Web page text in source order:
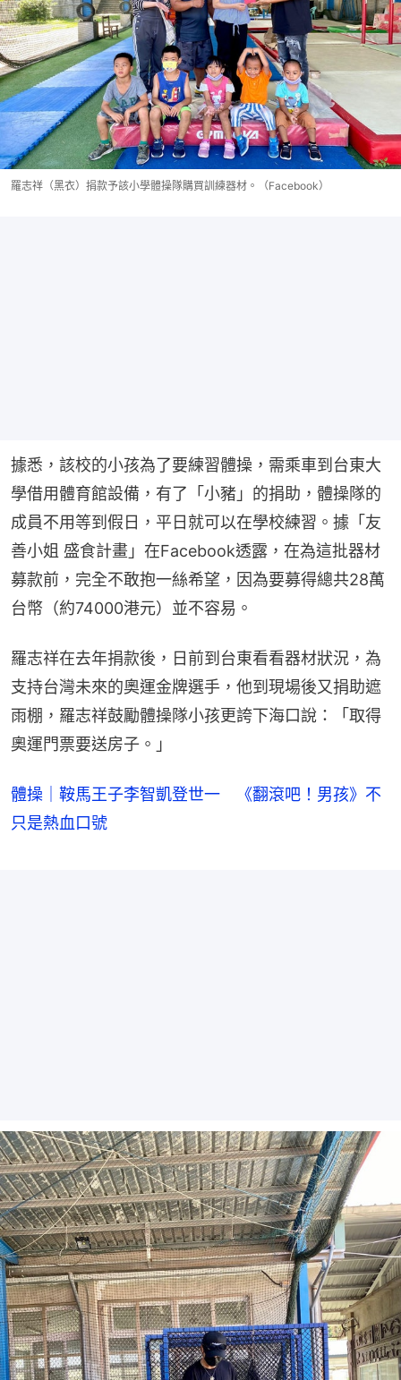
羅志祥（黑衣）捐款予該小學體操隊購買訓練器材。（Facebook）
據悉，該校的小孩為了要練習體操，需乘車到台東大
學借用體育館設備，有了「小豬」的捐助，體操隊的
成員不用等到假日，平日就可以在學校練習。據「友
善小姐 盛食計畫」在Facebook透露，在為這批器材
募款前，完全不敢抱一絲希望，因為要募得總共28萬
台幣（約74000港元）並不容易。
羅志祥在去年捐款後，日前到台東看看器材狀況，為
支持台灣未來的奧運金牌選手，他到現場後又捐助遮
雨棚，羅志祥鼓勵體操隊小孩更誇下海口說：「取得
奧運門票要送房子。」
體操｜鞍馬王子李智凱登世一 《翻滾吧！男孩》不
只是熱血口號